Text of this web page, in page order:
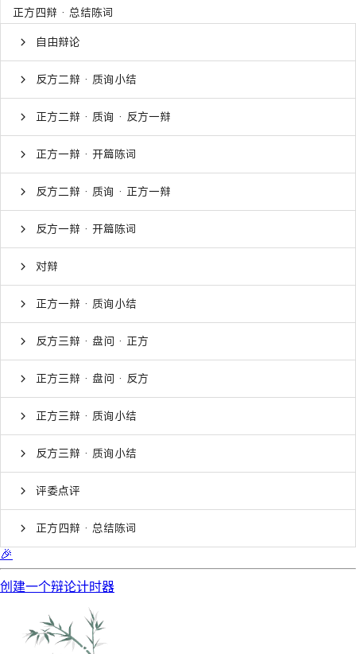
正方四辩 · 总结陈词
自由辩论
反方二辩 · 质询小结
正方二辩 · 质询 · 反方一辩
正方一辩 · 开篇陈词
反方二辩 · 质询 · 正方一辩
反方一辩 · 开篇陈词
对辩
正方一辩 · 质询小结
反方三辩 · 盘问 · 正方
正方三辩 · 盘问 · 反方
正方三辩 · 质询小结
反方三辩 · 质询小结
评委点评
正方四辩 · 总结陈词
🎉
创建一个辩论计时器